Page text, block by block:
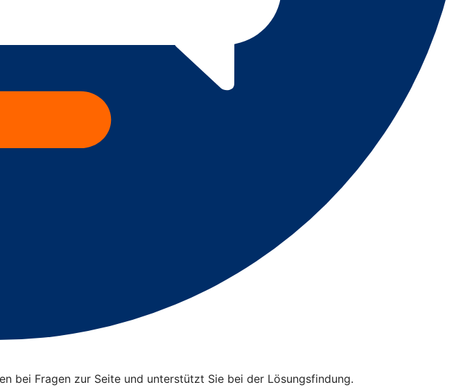
bei Fragen zur Seite und unterstützt Sie bei der Lösungsfindung.